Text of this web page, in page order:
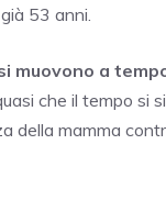
53 anni.
muovono a
che il tempo si
mamma